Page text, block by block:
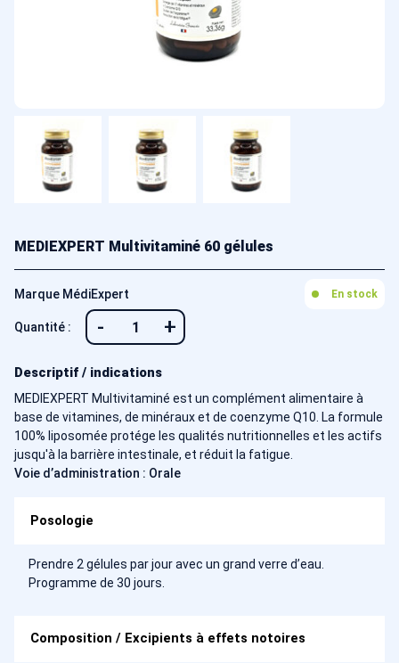
MEDIEXPERT Multivitaminé 60 gélules
Marque MédiExpert En stock
Quantité : - +
Descriptif / indications
MEDIEXPERT Multivitaminé est un complément alimentaire à
base de vitamines, de minéraux et de coenzyme Q10. La formule
100% liposomée protége les qualités nutritionnelles et les actifs
jusqu'à la barrière intestinale, et réduit la fatigue.
Voie d’administration : Orale
Posologie
Prendre 2 gélules par jour avec un grand verre d’eau.
Programme de 30 jours.
Composition / Excipients à effets notoires